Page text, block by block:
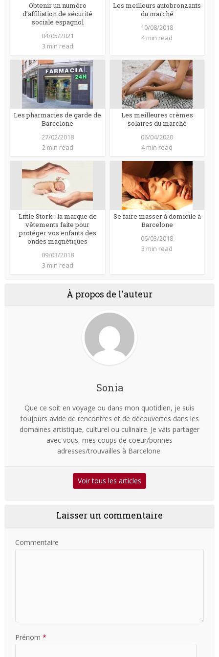
Obtenir un numéro
d’affiliation de sécurité
sociale espagnol
04/05/2021
3 min read
Les meilleurs autobronzants
du marché
10/08/2018
4 min read
Les pharmacies de garde de
Barcelone
27/02/2018
2 min read
Les meilleures crèmes
solaires du marché
06/04/2020
4 min read
Little Stork : la marque de
vêtements faite pour
protéger vos enfants des
ondes magnétiques
09/03/2018
3 min read
Se faire masser à domicile à
Barcelone
06/03/2018
3 min read
À propos de l'auteur
Sonia
Que ce soit en voyage ou dans mon quotidien, je suis
toujours avide de rencontres et de découvertes dans les
domaines artistique, culturel ou culinaire. Je vais partager
avec vous, mes coups de coeur/bonnes
adresses/trouvailles à Barcelone.
Voir tous les articles
Laisser un commentaire
Commentaire
Prénom *